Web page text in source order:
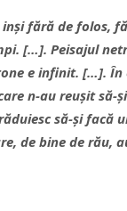
inși fără de folos,
[…]. Peisajul
e infinit. […]. În
n-au reușit să-
să-și facă
de bine de rău,